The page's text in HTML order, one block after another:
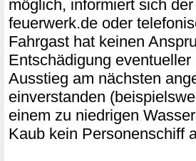
möglich, informiert sich
feuerwerk.de oder
Fahrgast hat keinen
Entschädigung
Ausstieg am nächsten
einverstanden
einem zu niedrigen
Kaub kein Personenschiff